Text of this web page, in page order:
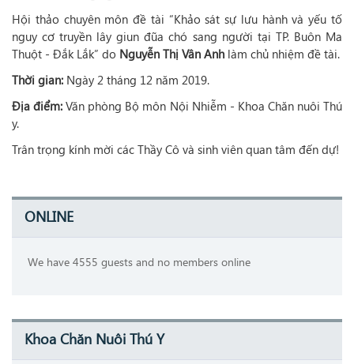
Hội thảo chuyên môn đề tài “Khảo sát sự lưu hành và yếu tố
nguy cơ truyền lây giun đũa chó sang người tại TP. Buôn Ma
Thuột - Đắk Lắk” do Nguyễn Thị Vân Anh làm chủ nhiệm đề tài.
Thời gian: Ngày 2 tháng 12 năm 2019.
Địa điểm: Văn phòng Bộ môn Nội Nhiễm - Khoa Chăn nuôi Thú
y.
Trân trọng kính mời các Thầy Cô và sinh viên quan tâm đến dự!
ONLINE
We have 4555 guests and no members online
Khoa Chăn Nuôi Thú Y